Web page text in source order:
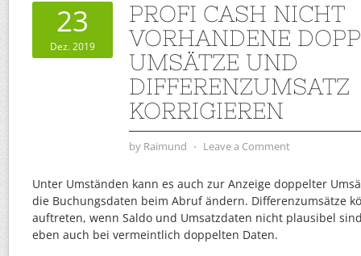
23
Dez. 2019
PROFI CASH NICHT
VORHANDENE
UMSÄTZE UND
DIFFERENZUMSATZ
KORRIGIEREN
by Raimund ⋅ Leave a Comment
Unter Umständen kann es auch zur Anzeige doppelter
die Buchungsdaten beim Abruf ändern. Differenzumsätze
auftreten, wenn Saldo und Umsatzdaten nicht plausibel
eben auch bei vermeintlich doppelten Daten.